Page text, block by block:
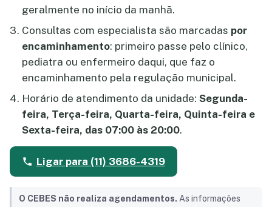
geralmente no início da manhã.
Consultas com especialista são marcadas por
encaminhamento: primeiro passe pelo clínico,
pediatra ou enfermeiro daqui, que faz o
encaminhamento pela regulação municipal.
Horário de atendimento da unidade: Segunda-
feira, Terça-feira, Quarta-feira, Quinta-feira e
Sexta-feira, das 07:00 às 20:00.
Ligar para (11) 3686-4319
O CEBES não realiza agendamentos. As informações